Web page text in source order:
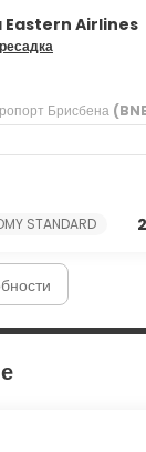
Eastern Airlines
Брисбена
STANDARD